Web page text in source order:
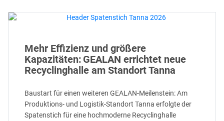
Mehr Effizienz und größere
Kapazitäten: GEALAN errichtet neue
Recyclinghalle am Standort Tanna
Baustart für einen weiteren GEALAN-Meilenstein: Am
Produktions- und Logistik-Standort Tanna erfolgte der
Spatenstich für eine hochmoderne Recyclinghalle